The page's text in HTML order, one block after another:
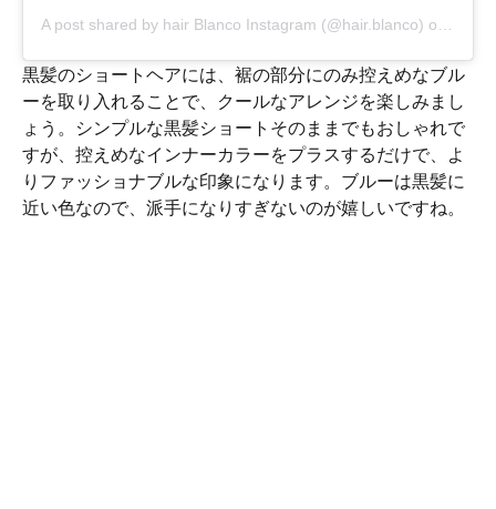
A post shared by hair Blanco Instagram (@hair.blanco) on
黒髪のショートヘアには、裾の部分にのみ控えめなブル
ーを取り入れることで、クールなアレンジを楽しみまし
ょう。シンプルな黒髪ショートそのままでもおしゃれで
すが、控えめなインナーカラーをプラスするだけで、よ
りファッショナブルな印象になります。ブルーは黒髪に
近い色なので、派手になりすぎないのが嬉しいですね。